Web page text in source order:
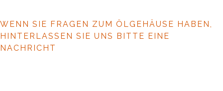
WENN SIE FRAGEN ZUM ÖLGEHÄUSE HABEN,
HINTERLASSEN SIE UNS BITTE EINE
NACHRICHT